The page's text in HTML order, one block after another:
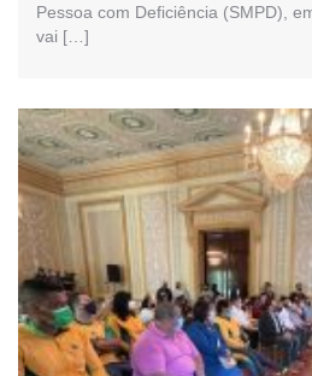
Pessoa com Deficiência (SMPD),
vai […]